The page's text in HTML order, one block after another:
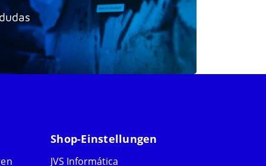
Shop-Einstellungen
JVS Informática